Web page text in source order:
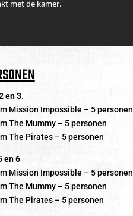
met de kamer.
en 3.
Mission Impossible – 5 personen
The Mummy – 5 personen
The Pirates – 5 personen
en 6
Mission Impossible – 5 personen
The Mummy – 5 personen
The Pirates – 5 personen